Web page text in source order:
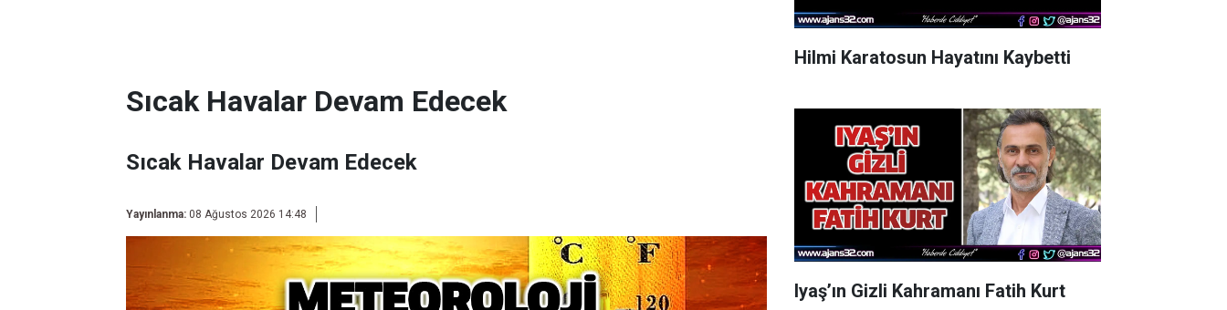
Sıcak Havalar Devam Edecek
Sıcak Havalar Devam Edecek
Yayınlanma: 08 Ağustos 2026 14:48
Hilmi Karatosun Hayatını Kaybetti
Iyaş’ın Gizli Kahramanı Fatih Kurt